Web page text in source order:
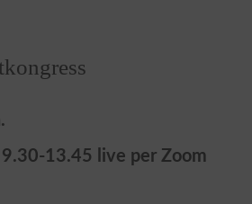
9.30-13.45 live per Zoom